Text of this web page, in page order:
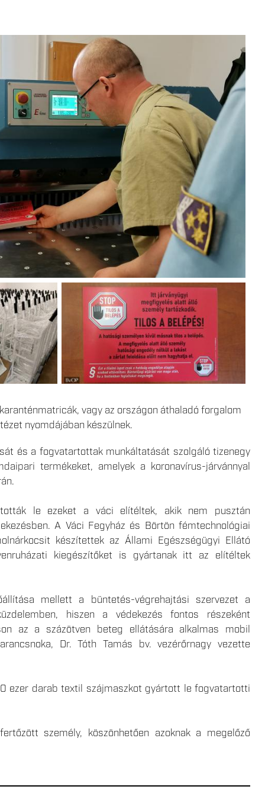
vagy az országon áthaladó forgalom
nyomdájában készülnek.
és a fogvatartottak munkáltatását szolgáló tizenegy
termékeket, amelyek a koronavírus-járvánnyal
le ezeket a váci elítéltek, akik nem pusztán
A Váci Fegyház és Börtön fémtechnológiai
készítettek az Állami Egészségügyi Ellátó
kiegészítőket is gyártanak itt az elítéltek
mellett a büntetés-végrehajtási szervezet a
hiszen a védekezés fontos részeként
az a százötven beteg ellátására alkalmas mobil
Dr. Tóth Tamás bv. vezérőrnagy vezette
ezer darab textil szájmaszkot gyártott le fogvatartotti
személy, köszönhetően azoknak a megelőző